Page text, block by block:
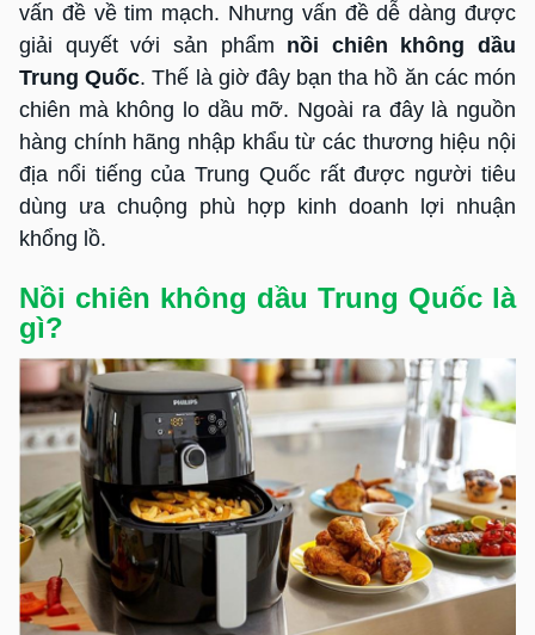
vấn đề về tim mạch. Nhưng vấn đề dễ dàng được
giải quyết với sản phẩm nồi chiên không dầu
Trung Quốc. Thế là giờ đây bạn tha hồ ăn các món
chiên mà không lo dầu mỡ. Ngoài ra đây là nguồn
hàng chính hãng nhập khẩu từ các thương hiệu nội
địa nổi tiếng của Trung Quốc rất được người tiêu
dùng ưa chuộng phù hợp kinh doanh lợi nhuận
khổng lồ.
Nồi chiên không dầu Trung Quốc là
gì?